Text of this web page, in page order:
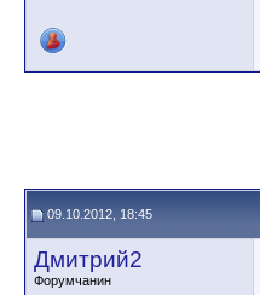
09.10.2012, 18:45
Дмитрий2
Форумчанин